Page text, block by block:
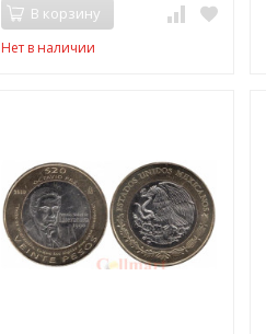
В корзину
Нет в наличии